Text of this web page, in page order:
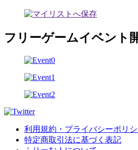
フリーゲームイベント
利用規約・プライバシーポリ
特定商取引法に基づく表記